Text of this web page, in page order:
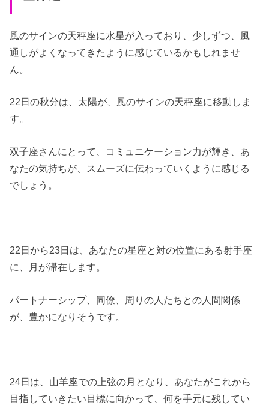
風のサインの天秤座に水星が入っており、少しずつ、風
通しがよくなってきたように感じているかもしれませ
ん。
22日の秋分は、太陽が、風のサインの天秤座に移動しま
す。
双子座さんにとって、コミュニケーション力が輝き、あ
なたの気持ちが、スムーズに伝わっていくように感じる
でしょう。
22日から23日は、あなたの星座と対の位置にある射手座
に、月が滞在します。
パートナーシップ、同僚、周りの人たちとの人間関係
が、豊かになりそうです。
24日は、山羊座での上弦の月となり、あなたがこれから
目指していきたい目標に向かって、何を手元に残してい